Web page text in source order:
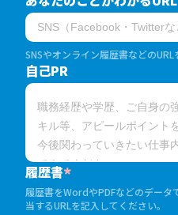
SNSやオンライン履歴書などの
自己PR
履歴書*
履歴書をWordやPDFなどのデータ
当するURLを記入してください。